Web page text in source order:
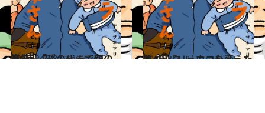
2019.2.7
第2回 「孫の代まで親の責任」
コミック ＆ エッセイ 2019.3.7
第4回「リョウコを変えたもの」
コミック ＆ エッセイ